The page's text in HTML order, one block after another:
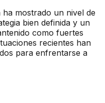
mostrado un nivel de
bien definida y un
como fuertes
recientes han
para enfrentarse a